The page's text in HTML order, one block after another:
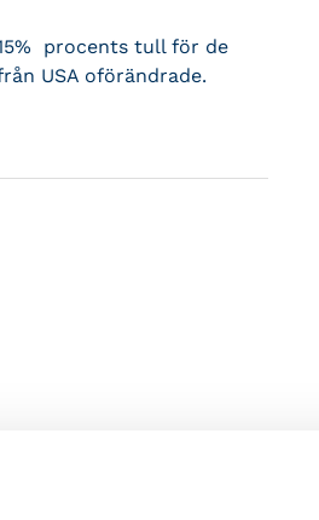
procents tull för de
USA oförändrade.